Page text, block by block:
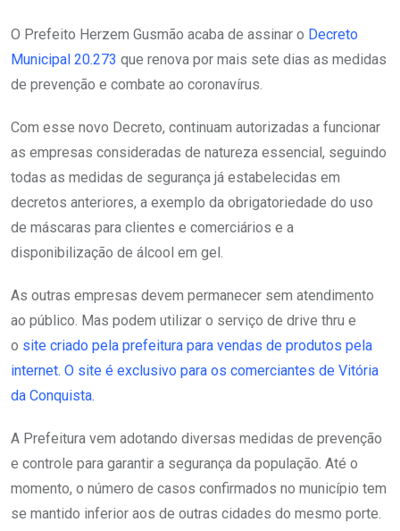
O Prefeito Herzem Gusmão acaba de assinar o Decreto
Municipal 20.273 que renova por mais sete dias as medidas
de prevenção e combate ao coronavírus.
Com esse novo Decreto, continuam autorizadas a funcionar
as empresas consideradas de natureza essencial, seguindo
todas as medidas de segurança já estabelecidas em
decretos anteriores, a exemplo da obrigatoriedade do uso
de máscaras para clientes e comerciários e a
disponibilização de álcool em gel.
As outras empresas devem permanecer sem atendimento
ao público. Mas podem utilizar o serviço de drive thru e
o site criado pela prefeitura para vendas de produtos pela
internet. O site é exclusivo para os comerciantes de Vitória
da Conquista.
A Prefeitura vem adotando diversas medidas de prevenção
e controle para garantir a segurança da população. Até o
momento, o número de casos confirmados no município tem
se mantido inferior aos de outras cidades do mesmo porte.